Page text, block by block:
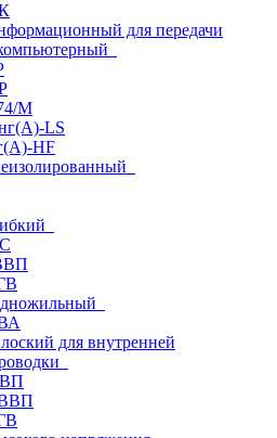
для передачи
М
LS
HF
для внутренней